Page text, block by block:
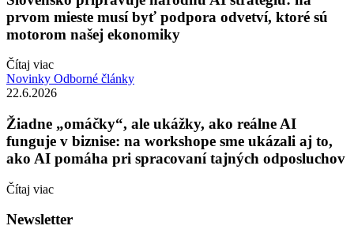
prvom mieste musí byť podpora odvetví, ktoré sú
motorom našej ekonomiky
Čítaj viac
Novinky Odborné články
22.6.2026
Žiadne „omáčky“, ale ukážky, ako reálne AI
funguje v biznise: na workshope sme ukázali aj to,
ako AI pomáha pri spracovaní tajných odposluchov
Čítaj viac
Newsletter